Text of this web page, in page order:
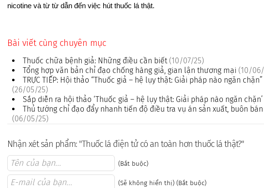
nicotine và từ từ dẫn đến việc hút thuốc lá thật.
Bài viết cùng chuyên mục
Thuốc chữa bệnh giả: Những điều cần biết (10/07/25)
Tổng hợp văn bản chỉ đạo chống hàng giả, gian lận thương mại (10/
TRỰC TIẾP: Hội thảo “Thuốc giả – hệ lụy thật: Giải pháp nào ngăn
(26/05/25)
Sắp diễn ra hội thảo ‘Thuốc giả – hệ lụy thật: Giải pháp nào ngăn chặn’
Thủ tướng chỉ đạo đẩy nhanh tiến độ điều tra vụ án sản xuất, buôn
(06/05/25)
Nhận xét sản phẩm: "Thuốc lá điện tử có an toàn hơn thuốc lá thật?"
(Bắt buộc)
(Sẽ không hiển thị) (Bắt buộc)